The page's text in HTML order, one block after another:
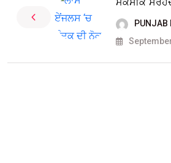
PUNJAB